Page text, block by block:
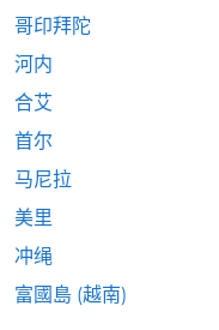
哥印拜陀
河内
合艾
首尔
马尼拉
美里
冲绳
富國島 (越南)